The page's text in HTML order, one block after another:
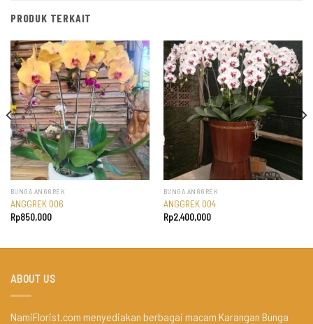
PRODUK TERKAIT
BUNGA ANGGREK
ANGGREK 006
Rp850,000
BUNGA ANGGREK
ANGGREK 004
Rp2,400,000
ABOUT US
NamiFlorist.com menyediakan berbagai macam Karangan Bunga